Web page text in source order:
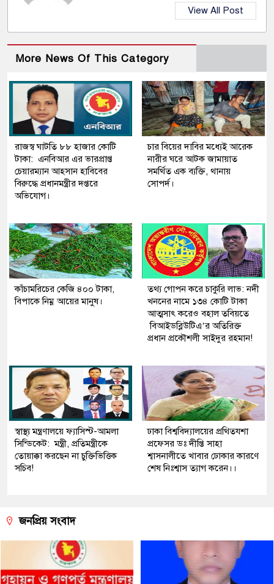
View All Post
More News Of This Category
রাজস্ব ঘাটতি ৮৮ হাজার কোটি
টাকা: এনবিআর এর ভারপ্রাপ্ত
চেয়ারম্যান আহসান হাবিবের
বিরুদ্ধে প্রধানমন্ত্রীর দপ্তরে
অভিযোগ।
চার বিয়ের দাবির মধ্যেই আরেক
নারীর ঘরে আটক জামায়াত
সমর্থিত এক ব্যক্তি, থানায়
সোপর্দ।
কাঁচামরিচের কেজি ৪০০ টাকা,
বিপাকে নিম্ন আয়ের মানুষ।
তথ্য গোপন করে চাকুরি লাভ: নদী
খননের নামে ১৩৪ কোটি টাকা
আত্মসাৎ করেও বহাল তবিয়তে
বিআইডব্লিউটিএ’র অতিরিক্ত
প্রধান প্রকৌশলী সাইদুর রহমান!
স্বাস্থ্য মন্ত্রণালয়ে ফ্যাসিস্ট-আমলা
সিন্ডিকেট: মন্ত্রী, প্রতিমন্ত্রীকে
তোয়াক্কা করছেন না চুক্তিভিত্তিক
সচিব!
ঢাকা বিশ্ববিদ্যালয়ের প্রথিতযশা
প্রফেসর ডঃ দীপ্তি সাহা
শ্বাসনালীতে খাবার ঢোকার কারণে
শেষ নিঃশ্বাস ত্যাগ করেন।।
জনপ্রিয় সংবাদ